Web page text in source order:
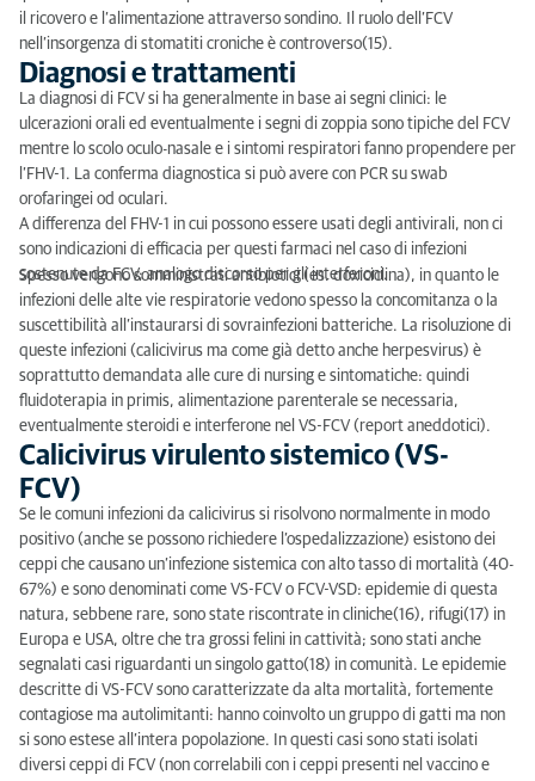
il ricovero e l’alimentazione attraverso sondino. Il ruolo dell’FCV
nell’insorgenza di stomatiti croniche è controverso(15).
Diagnosi e trattamenti
La diagnosi di FCV si ha generalmente in base ai segni clinici: le
ulcerazioni orali ed eventualmente i segni di zoppia sono tipiche del FCV
mentre lo scolo oculo-nasale e i sintomi respiratori fanno propendere per
l’FHV-1. La conferma diagnostica si può avere con PCR su swab
orofaringei od oculari.
A differenza del FHV-1 in cui possono essere usati degli antivirali, non ci
sono indicazioni di efficacia per questi farmaci nel caso di infezioni
sostenute da FCV; analogo discorso per gli interferoni.
Spesso vengono somministrati antibiotici (es. doxiciclina), in quanto le
infezioni delle alte vie respiratorie vedono spesso la concomitanza o la
suscettibilità all’instaurarsi di sovrainfezioni batteriche. La risoluzione di
queste infezioni (calicivirus ma come già detto anche herpesvirus) è
soprattutto demandata alle cure di nursing e sintomatiche: quindi
fluidoterapia in primis, alimentazione parenterale se necessaria,
eventualmente steroidi e interferone nel VS-FCV (report aneddotici).
Calicivirus virulento sistemico (VS-
FCV)
Se le comuni infezioni da calicivirus si risolvono normalmente in modo
positivo (anche se possono richiedere l’ospedalizzazione) esistono dei
ceppi che causano un’infezione sistemica con alto tasso di mortalità (40-
67%) e sono denominati come VS-FCV o FCV-VSD: epidemie di questa
natura, sebbene rare, sono state riscontrate in cliniche(16), rifugi(17) in
Europa e USA, oltre che tra grossi felini in cattività; sono stati anche
segnalati casi riguardanti un singolo gatto(18) in comunità. Le epidemie
descritte di VS-FCV sono caratterizzate da alta mortalità, fortemente
contagiose ma autolimitanti: hanno coinvolto un gruppo di gatti ma non
si sono estese all’intera popolazione. In questi casi sono stati isolati
diversi ceppi di FCV (non correlabili con i ceppi presenti nel vaccino e